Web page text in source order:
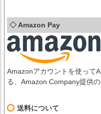
◇ Amazon Pay
Amazonアカウントを使って
る、Amazon Company提供
送料について